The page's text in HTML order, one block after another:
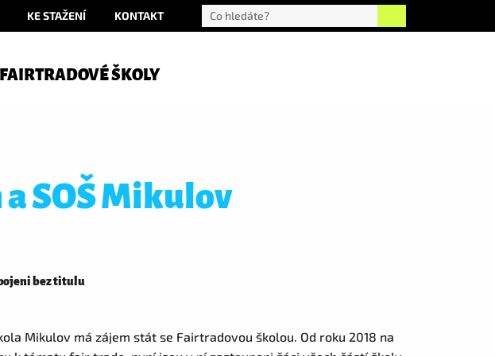
KE STAŽENÍ KONTAKT
FAIRTRADOVÉ ŠKOLY
SOŠ Mikulov
bez titulu
Mikulov má zájem stát se Fairtradovou školou. Od roku 2018 na